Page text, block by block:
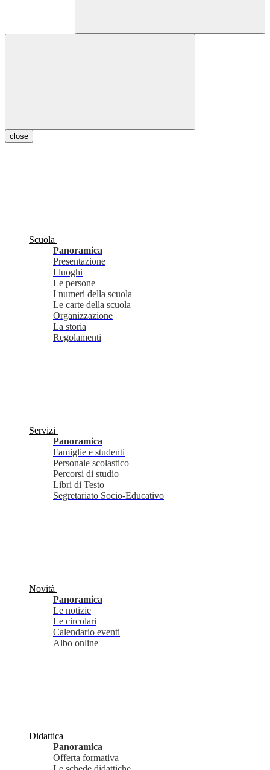
close
Scuola
Panoramica
Presentazione
I luoghi
Le persone
I numeri della scuola
Le carte della scuola
Organizzazione
La storia
Regolamenti
Servizi
Panoramica
Famiglie e studenti
Personale scolastico
Percorsi di studio
Libri di Testo
Segretariato Socio-Educativo
Novità
Panoramica
Le notizie
Le circolari
Calendario eventi
Albo online
Didattica
Panoramica
Offerta formativa